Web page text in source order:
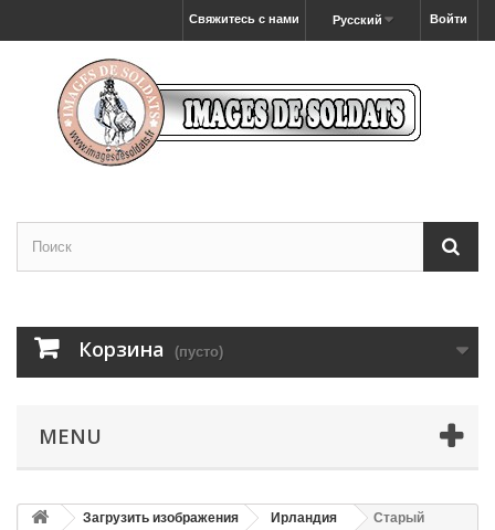
Войти
Русский
Свяжитесь с нами
Корзина (пусто)
MENU
Загрузить изображения Ирландия
Старый